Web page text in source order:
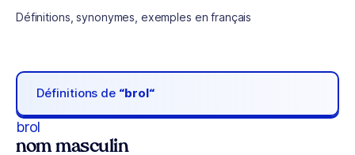
Définitions, synonymes, exemples en français
Définitions de “brol“
brol
nom masculin